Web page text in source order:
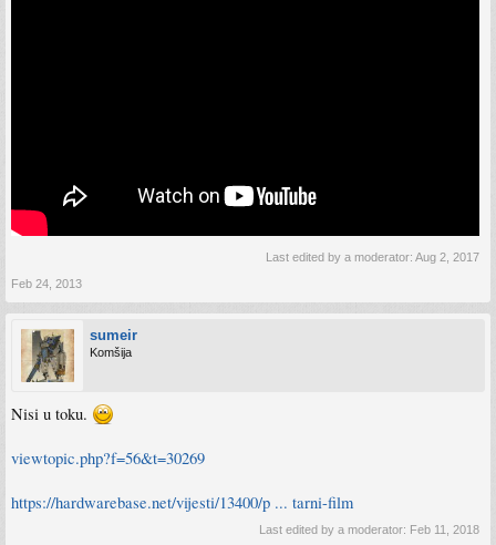
Last edited by a moderator: Aug 2, 2017
Feb 24, 2013
sumeir
Komšija
Nisi u toku.
viewtopic.php?f=56&t=30269
https://hardwarebase.net/vijesti/13400/p ... tarni-film
Last edited by a moderator: Feb 11, 2018